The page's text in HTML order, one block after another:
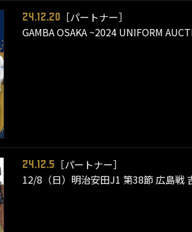
24.12.20
［パートナー］
GAMBA OSAKA ~2024 UNIFORM
24.12.5
［パートナー］
12/8（日）明治安田J1 第38節 広島戦